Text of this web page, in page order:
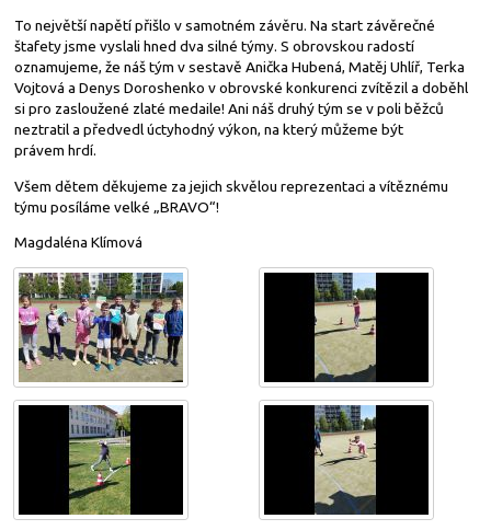
To největší napětí přišlo v samotném závěru. Na start závěrečné
štafety jsme vyslali hned dva silné týmy. S obrovskou radostí
oznamujeme, že náš tým v sestavě Anička Hubená, Matěj Uhlíř, Terka
Vojtová a Denys Doroshenko v obrovské konkurenci zvítězil a doběhl
si pro zasloužené zlaté medaile! Ani náš druhý tým se v poli běžců
neztratil a předvedl úctyhodný výkon, na který můžeme být
právem hrdí.
Všem dětem děkujeme za jejich skvělou reprezentaci a vítěznému
týmu posíláme velké „BRAVO“!
Magdaléna Klímová